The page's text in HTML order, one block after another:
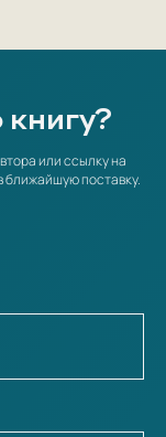
или ссылку на
ближайшую поставку.